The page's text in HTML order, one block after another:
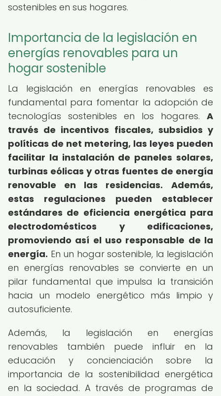
sostenibles en sus hogares.
Importancia de la legislación en
energías renovables para un
hogar sostenible
La legislación en energías renovables es
fundamental para fomentar la adopción de
tecnologías sostenibles en los hogares. A
través de incentivos fiscales, subsidios y
políticas de net metering, las leyes pueden
facilitar la instalación de paneles solares,
turbinas eólicas y otras fuentes de energía
renovable en las residencias.
Además,
estas regulaciones pueden establecer
estándares de eficiencia energética para
electrodomésticos y edificaciones,
promoviendo así el uso responsable de la
energía. En un hogar sostenible, la legislación
en energías renovables se convierte en un
pilar fundamental que impulsa la transición
hacia un modelo energético más limpio y
autosuficiente.
Además, la legislación en energías
renovables también puede influir en la
educación y concienciación sobre la
importancia de la sostenibilidad energética
en la sociedad. A través de programas de